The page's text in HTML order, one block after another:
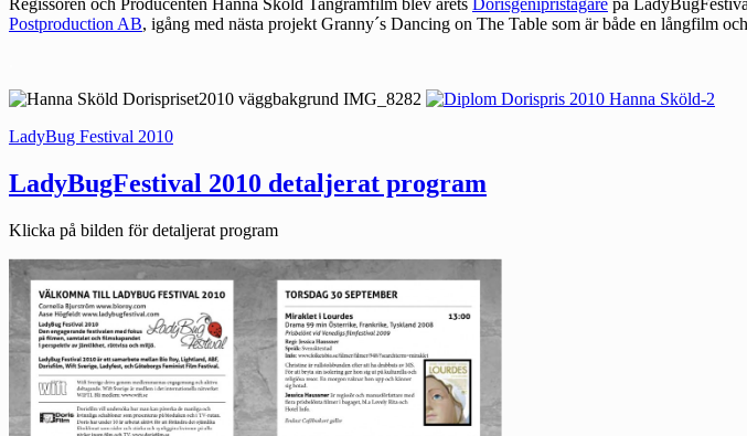
Postproduction AB, igång med nästa projekt Granny´s Dancing on The Table som är både en långfilm
Kategorier:
LadyBug Festival 2010
LadyBugFestival 2010 detaljerat program
Klicka på bilden för detaljerat program